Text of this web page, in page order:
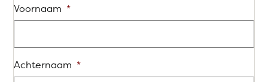
Voornaam *
Achternaam *